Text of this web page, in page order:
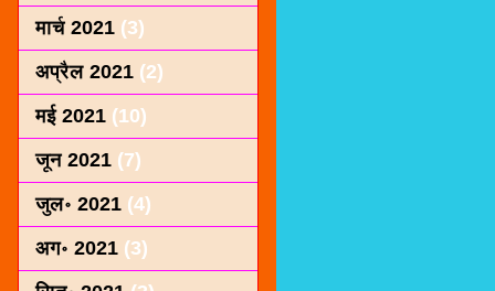
मार्च 2021 (3)
अप्रैल 2021 (2)
मई 2021 (10)
जून 2021 (7)
जुल॰ 2021 (4)
अग॰ 2021 (3)